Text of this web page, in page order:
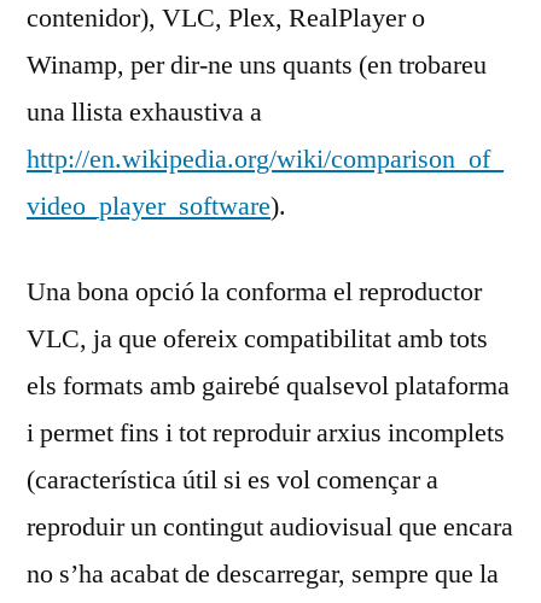
contenidor), VLC, Plex, RealPlayer o
Winamp, per dir-ne uns quants (en trobareu
una llista exhaustiva a
http://en.wikipedia.org/wiki/comparison_of_
video_player_software).
Una bona opció la conforma el reproductor
VLC, ja que ofereix compatibilitat amb tots
els formats amb gairebé qualsevol plataforma
i permet fins i tot reproduir arxius incomplets
(característica útil si es vol començar a
reproduir un contingut audiovisual que encara
no s’ha acabat de descarregar, sempre que la